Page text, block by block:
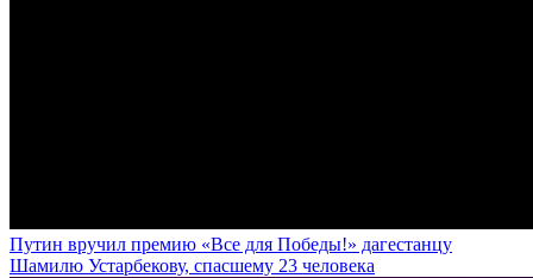
Путин вручил премию «Все для Победы!» дагестанцу
Шамилю Устарбекову, спасшему 23 человека